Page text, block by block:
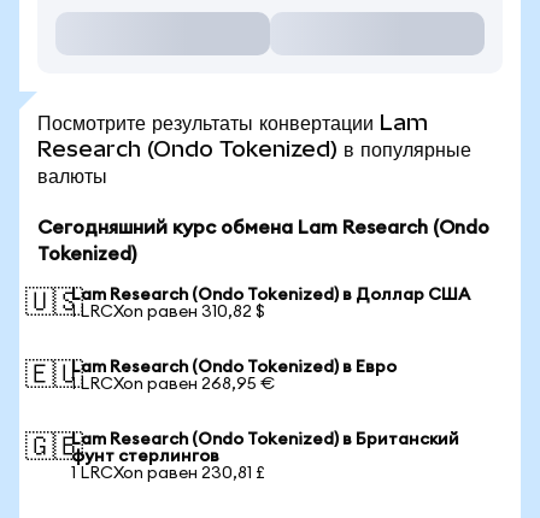
Посмотрите результаты конвертации Lam
Research (Ondo Tokenized) в популярные
валюты
Сегодняшний курс обмена Lam Research (Ondo
Tokenized)
🇺🇸Lam Research (Ondo Tokenized) в Доллар США
1 LRCXon равен 310,82 $
🇪🇺Lam Research (Ondo Tokenized) в Евро
1 LRCXon равен 268,95 €
🇬🇧Lam Research (Ondo Tokenized) в Британский
фунт стерлингов
1 LRCXon равен 230,81 £